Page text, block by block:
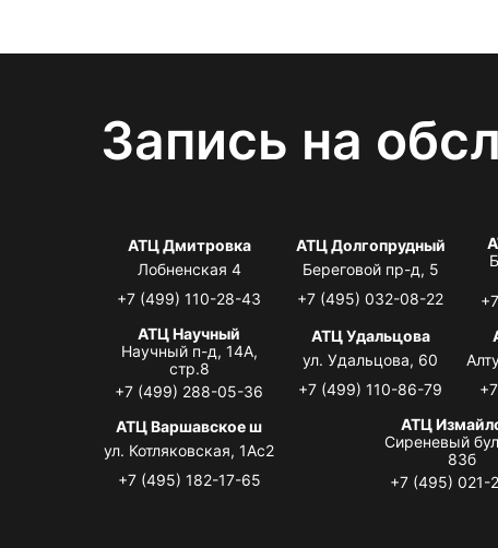
Запись на
АТЦ Дмитровка
Лобненская 4
+7 (499) 110-28-43
АТЦ Долгопрудный
Береговой пр-д, 5
+7 (495) 032-08-22
АТЦ Научный
Научный п-д, 14А,
стр.8
+7 (499) 288-05-36
АТЦ Удальцова
ул. Удальцова, 60
+7 (499) 110-86-79
АТЦ Варшавское ш
ул. Котляковская, 1Ас2
+7 (495) 182-17-65
АТЦ
Сиреневый
83б
+7 (495) 021-